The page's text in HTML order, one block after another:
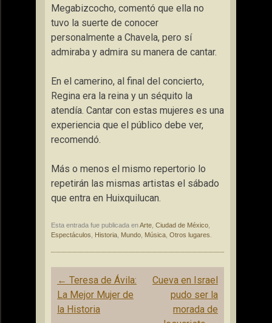
Megabizcocho, comentó que ella no
tuvo la suerte de conocer
personalmente a Chavela, pero sí
admiraba y admira su manera de cantar.
En el camerino, al final del concierto,
Regina era la reina y un séquito la
atendía. Cantar con estas mujeres es una
experiencia que el público debe ver,
recomendó.
Más o menos el mismo repertorio lo
repetirán las mismas artistas el sábado
que entra en Huixquilucan.
Esta entrada fue publicada enArte Ciudad de México
Espectáculos
Historia Mundo Música Otros lugares
Navegación
de
entradas
← Teresa de Ávila:
La Mejor Mujer de
la Historia
Cueva en Israel
pudo ser la
morada de